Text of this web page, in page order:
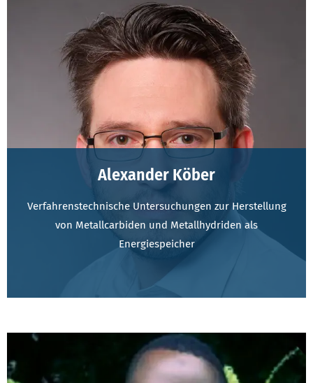
Alexander Köber
Verfahrenstechnische Untersuchungen zur Herstellung
von Metallcarbiden und Metallhydriden als
Energiespeicher